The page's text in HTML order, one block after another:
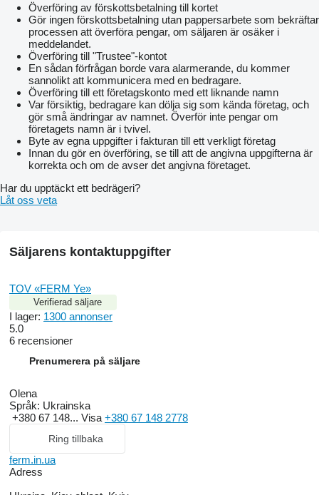
Överföring av förskottsbetalning till kortet
Gör ingen förskottsbetalning utan pappersarbete som bekräftar
processen att överföra pengar, om säljaren är osäker i
meddelandet.
Överföring till "Trustee"-kontot
En sådan förfrågan borde vara alarmerande, du kommer
sannolikt att kommunicera med en bedragare.
Överföring till ett företagskonto med ett liknande namn
Var försiktig, bedragare kan dölja sig som kända företag, och
gör små ändringar av namnet. Överför inte pengar om
företagets namn är i tvivel.
Byte av egna uppgifter i fakturan till ett verkligt företag
Innan du gör en överföring, se till att de angivna uppgifterna är
korrekta och om de avser det angivna företaget.
Har du upptäckt ett bedrägeri?
Låt oss veta
Säljarens kontaktuppgifter
TOV «FERM Ye»
Verifierad säljare
I lager: 1300 annonser
5.0
6 recensioner
Prenumerera på säljare
Olena
Språk: Ukrainska
+380 67 148... Visa +380 67 148 2778
Ring tillbaka
ferm.in.ua
Adress